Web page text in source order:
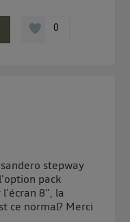
0
stepway
pack
8", la
ce normal? Merci